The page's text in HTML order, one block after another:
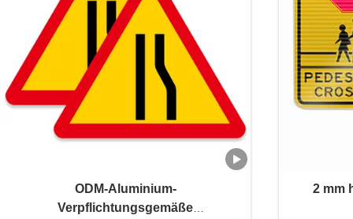
ODM-Aluminium-
Verpflichtungsgemäße
2 mm